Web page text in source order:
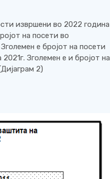
извршени во 2022 година
на посети во
е бројот на посети
Зголемен е и бројот на
2)